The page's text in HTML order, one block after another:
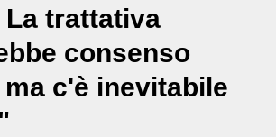
trattativa
consenso
c'è inevitabile